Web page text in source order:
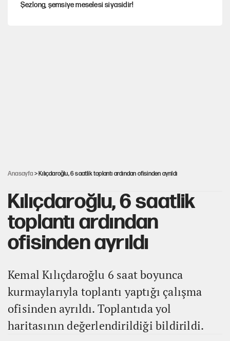
Şezlong, şemsiye meselesi siyasidir!
Anasayfa > Kılıçdaroğlu, 6 saatlik toplantı ardından ofisinden ayrıldı
Kılıçdaroğlu, 6 saatlik
toplantı ardından
ofisinden ayrıldı
Kemal Kılıçdaroğlu 6 saat boyunca
kurmaylarıyla toplantı yaptığı çalışma
ofisinden ayrıldı. Toplantıda yol
haritasının değerlendirildiği bildirildi.